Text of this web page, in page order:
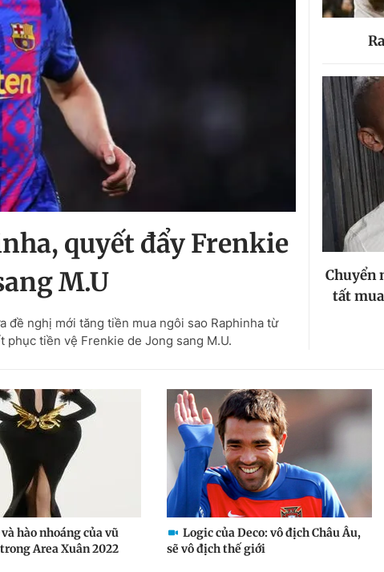
quyết đẩy Frenkie
M.U
đề nghị mới tăng tiền mua ngôi sao Raphinha từ
tiền vệ Frenkie de Jong sang M.U.
Chuyển
tất
hào nhoáng của vũ
Area Xuân 2022
Logic của Deco: vô địch Châu Âu,
sẽ vô địch thế giới